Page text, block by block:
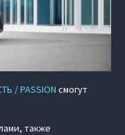
/ PASSION смогут
также